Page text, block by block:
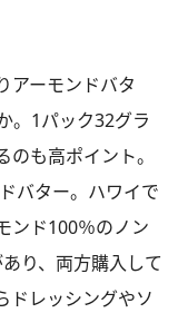
アーモンドバタ
。1パック32グラ
も高ポイント。
バター。ハワイで
ンド100％のノン
り、両方購入して
ドレッシングやソ